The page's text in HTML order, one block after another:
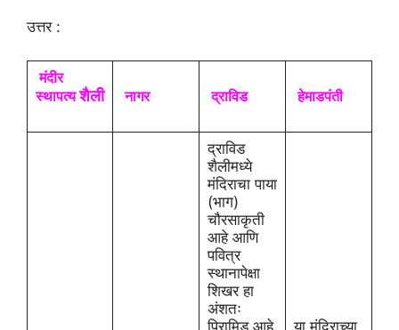
उत्तर :
मंदीर
स्थापत्यशैली नागर द्राविड हेमाडपंती
द्राविड
शैलीमध्ये
मंदिराचा पाया
(भाग)
चौरसाकृती
आहे आणि
पवित्र
स्थानापेक्षा
शिखर हा
अंशतः